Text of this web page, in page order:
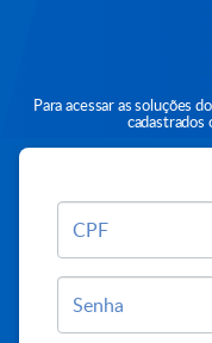
Para acessar as soluções
cadastrados
CPF
Senha